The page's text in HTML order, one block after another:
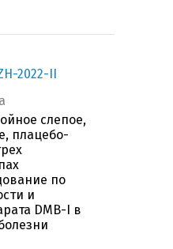
2022-II
слепое,
плацебо-
по
и
DMB-I в